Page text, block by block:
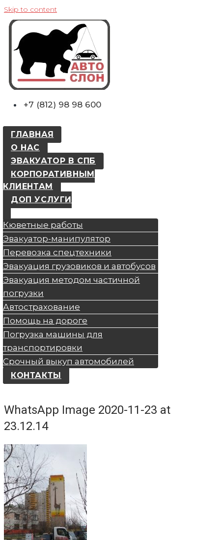
Skip to content
+7 (812) 98 98 600
ГЛАВНАЯ
О НАС
ЭВАКУАТОР В СПБ
КОРПОРАТИВНЫМ
КЛИЕНТАМ
ДОП УСЛУГИ
Кюветные работы
Эвакуатор-манипулятор
Перевозка спецтехники
Эвакуация грузовиков и автобусов
Эвакуация методом частичной
погрузки
Автострахование
Помощь на дороге
Погрузка машины для
транспортировки
Срочный выкуп автомобилей
КОНТАКТЫ
WhatsApp Image 2020-11-23 at
23.12.14